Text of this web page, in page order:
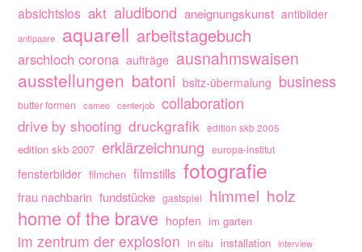
absichtslos akt aludibond aneignungskunst antibilder
antipaare aquarell arbeitstagebuch
arschloch corona aufträge ausnahmswaisen
ausstellungen batoni bsltz-übermalung business
butter formen cameo centerjob collaboration
drive by shooting druckgrafik edition skb 2005
edition skb 2007 erklärzeichnung europa-institut
fensterbilder filmchen filmstills fotografie
frau nachbarin fundstücke gastspiel himmel holz
home of the brave hopfen im garten
im zentrum der explosion in situ installation interview